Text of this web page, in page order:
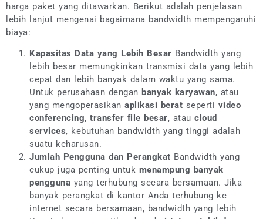
harga paket yang ditawarkan. Berikut adalah penjelasan
lebih lanjut mengenai bagaimana bandwidth mempengaruhi
biaya:
Kapasitas Data yang Lebih Besar Bandwidth yang
lebih besar memungkinkan transmisi data yang lebih
cepat dan lebih banyak dalam waktu yang sama.
Untuk perusahaan dengan banyak karyawan, atau
yang mengoperasikan aplikasi berat seperti video
conferencing, transfer file besar, atau cloud
services, kebutuhan bandwidth yang tinggi adalah
suatu keharusan.
Jumlah Pengguna dan Perangkat Bandwidth yang
cukup juga penting untuk menampung banyak
pengguna yang terhubung secara bersamaan. Jika
banyak perangkat di kantor Anda terhubung ke
internet secara bersamaan, bandwidth yang lebih